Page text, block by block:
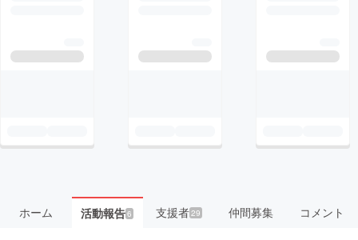
ホーム 活動報告6 支援者 29 仲間募集 コメント